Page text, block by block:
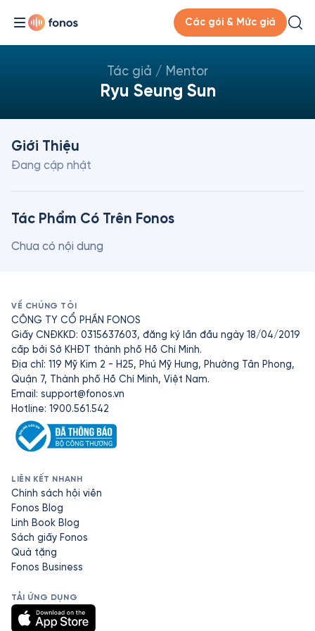
Các gói & Mức giá
Tác giả / Mentor
Ryu Seung Sun
Giới Thiệu
Đang cập nhật
Tác Phẩm Có Trên Fonos
Chưa có nội dung
VỀ CHÚNG TÔI
CÔNG TY CỔ PHẦN FONOS
Giấy CNĐKKD: 0315637603, đăng ký lần đầu ngày 18/04/2019
cấp bởi Sở KHĐT thành phố Hồ Chí Minh.
Địa chỉ: 119 Mỹ Kim 2 - H25, Phú Mỹ Hưng, Phường Tân Phong,
Quận 7, Thành phố Hồ Chí Minh, Việt Nam.
Email: support@fonos.vn
Hotline: 1900.561.542
LIÊN KẾT NHANH
Chính sách hội viên
Fonos Blog
Linh Book Blog
Sách giấy Fonos
Quà tặng
Fonos Business
TẢI ỨNG DỤNG